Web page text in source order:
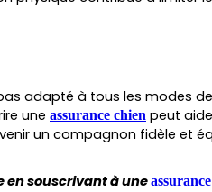
adapté à tous les modes
une assurance chien peut
un compagnon fidèle et
en souscrivant à une